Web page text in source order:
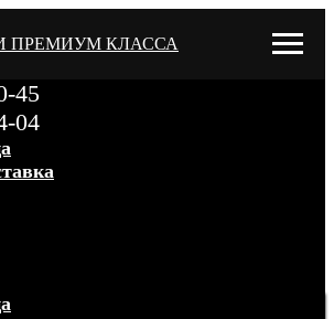
ПРЕМИУМ КЛАССА
45
04